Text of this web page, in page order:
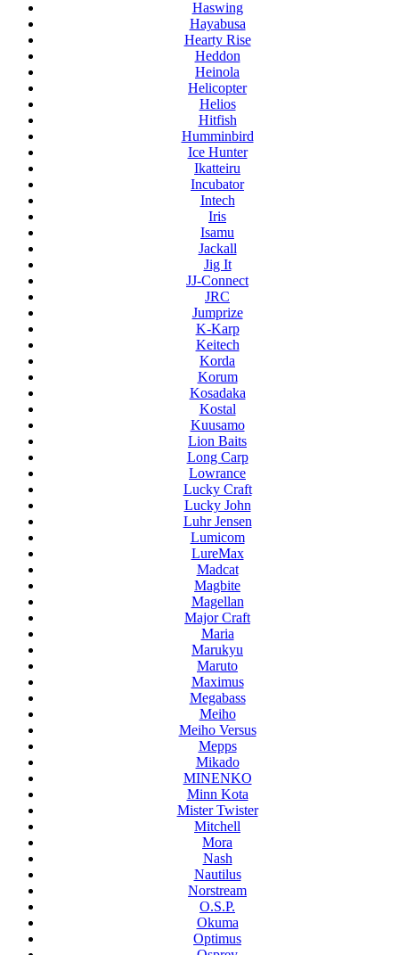
Haswing
Hayabusa
Hearty Rise
Heddon
Heinola
Helicopter
Helios
Hitfish
Humminbird
Ice Hunter
Ikatteiru
Incubator
Intech
Iris
Isamu
Jackall
Jig It
JJ-Connect
JRC
Jumprize
K-Karp
Keitech
Korda
Korum
Kosadaka
Kostal
Kuusamo
Lion Baits
Long Carp
Lowrance
Lucky Craft
Lucky John
Luhr Jensen
Lumicom
LureMax
Madcat
Magbite
Magellan
Major Craft
Maria
Marukyu
Maruto
Maximus
Megabass
Meiho
Meiho Versus
Mepps
Mikado
MINENKO
Minn Kota
Mister Twister
Mitchell
Mora
Nash
Nautilus
Norstream
O.S.P.
Okuma
Optimus